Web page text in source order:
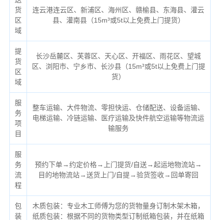
货
区
域
连云港连云区、新浦区、海州区、赣榆县、东海县、灌云
县、灌南县（15m³或5t以上免费上门提货）
提
货
区
域
长沙岳麓区、芙蓉区、天心区、开福区、雨花区、望城
区、浏阳市、宁乡市、长沙县（15m³或5t以上免费上门提
货）
服
务
项
目
整车运输、大件物流、零担快运、仓储配送、设备运输、
电梯运输、冷链运输、医疗运输及快件航空运输等物流运
输服务
服
务
流
程
预约下单→约定价格→上门提货/自送→起运地物流站→
目的地物流站→送货上门/自提→验货签收→回单寄回
包
装
木质包装：专业木工师傅为您的货物量身订制木架木箱，
纸质包装：根据不同的货物类型订制纸箱包装，并在纸箱